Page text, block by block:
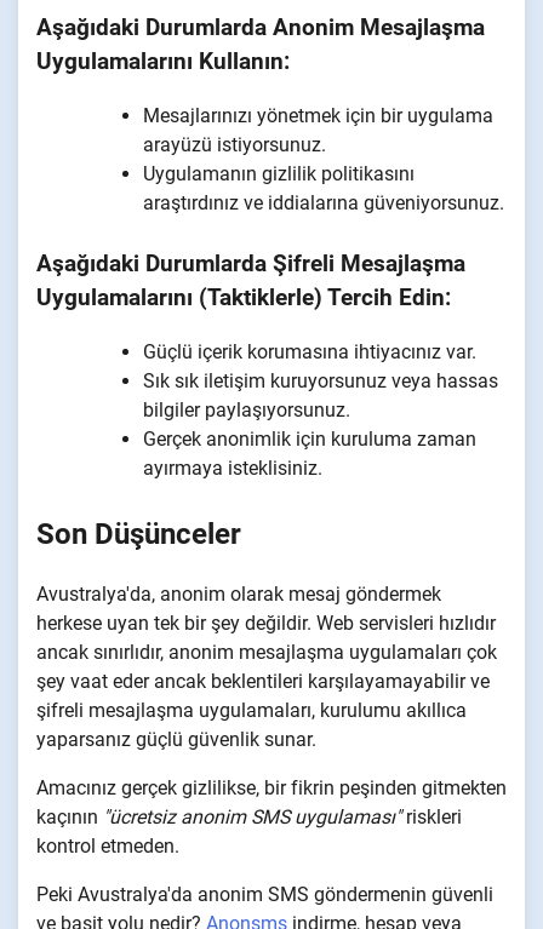
Aşağıdaki Durumlarda Anonim Mesajlaşma
Uygulamalarını Kullanın:
Mesajlarınızı yönetmek için bir uygulama
arayüzü istiyorsunuz.
Uygulamanın gizlilik politikasını
araştırdınız ve iddialarına güveniyorsunuz.
Aşağıdaki Durumlarda Şifreli Mesajlaşma
Uygulamalarını (Taktiklerle) Tercih Edin:
Güçlü içerik korumasına ihtiyacınız var.
Sık sık iletişim kuruyorsunuz veya hassas
bilgiler paylaşıyorsunuz.
Gerçek anonimlik için kuruluma zaman
ayırmaya isteklisiniz.
Son Düşünceler
Avustralya'da, anonim olarak mesaj göndermek
herkese uyan tek bir şey değildir. Web servisleri hızlıdır
ancak sınırlıdır, anonim mesajlaşma uygulamaları çok
şey vaat eder ancak beklentileri karşılayamayabilir ve
şifreli mesajlaşma uygulamaları, kurulumu akıllıca
yaparsanız güçlü güvenlik sunar.
Amacınız gerçek gizlilikse, bir fikrin peşinden gitmekten
kaçının "ücretsiz anonim SMS uygulaması"riskleri
kontrol etmeden.
Peki Avustralya'da anonim SMS göndermenin güvenli
ve basit yolu nedir? Anonsms indirme, hesap veya